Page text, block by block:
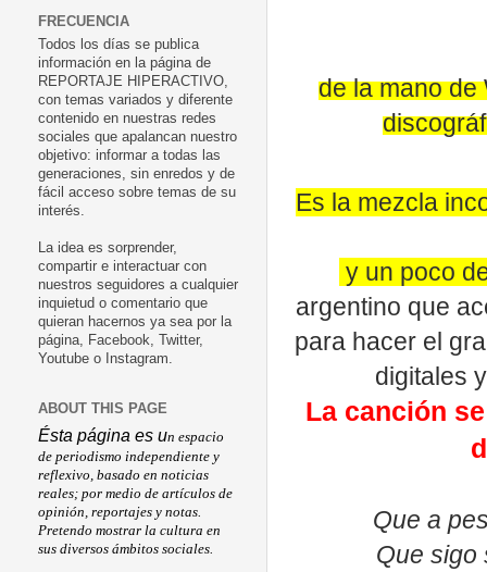
de la mano de
Es la mezcla
y un poco
argentino que
para hacer el
digitales
La canción
Que a
Que sigo
FRECUENCIA
Todos los días se publica
información en la página de
REPORTAJE HIPERACTIVO,
con temas variados y diferente
contenido en nuestras redes
sociales que apalancan nuestro
objetivo: informar a todas las
generaciones, sin enredos y de
fácil acceso sobre temas de su
interés.
La idea es sorprender,
compartir e interactuar con
nuestros seguidores a cualquier
inquietud o comentario que
quieran hacernos ya sea por la
página, Facebook, Twitter,
Youtube o Instagram.
ABOUT THIS PAGE
Ésta página es un espacio
de periodismo independiente y
reflexivo, basado en noticias
reales; por medio de artículos de
opinión, reportajes y notas.
Pretendo mostrar la cultura en
sus diversos ámbitos sociales.